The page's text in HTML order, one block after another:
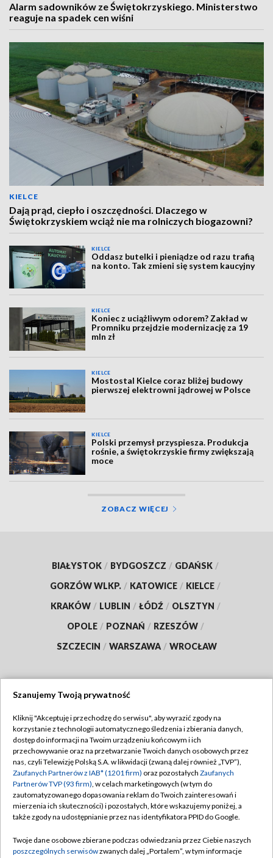
Alarm sadowników ze Świętokrzyskiego. Ministerstwo
reaguje na spadek cen wiśni
KIELCE
Dają prąd, ciepło i oszczędności. Dlaczego w
Świętokrzyskiem wciąż nie ma rolniczych biogazowni?
KIELCE
Oddasz butelki i pieniądze od razu trafią
na konto. Tak zmieni się system kaucyjny
KIELCE
Koniec z uciążliwym odorem? Zakład w
Promniku przejdzie modernizację za 19
mln zł
KIELCE
Mostostal Kielce coraz bliżej budowy
pierwszej elektrowni jądrowej w Polsce
KIELCE
Polski przemysł przyspiesza. Produkcja
rośnie, a świętokrzyskie firmy zwiększają
moce
ZOBACZ WIĘCEJ
BIAŁYSTOK / BYDGOSZCZ / GDAŃSK /
GORZÓW WLKP. / KATOWICE / KIELCE /
KRAKÓW / LUBLIN / ŁÓDŹ / OLSZTYN /
OPOLE / POZNAŃ / RZESZÓW /
SZCZECIN / WARSZAWA / WROCŁAW
TVP
Abonament TVP
Emisja w TVP
Centrum informacji TVP
Naziemna Telewizja Cyfrowa
Rada Programowa
Regulamin TVP
Polityka prywatności
Moje zgody
Pomoc
Kontakt
Szanujemy Twoją prywatność
Kliknij "Akceptuję i przechodzę do serwisu", aby wyrazić zgody na
korzystanie z technologii automatycznego śledzenia i zbierania danych,
dostęp do informacji na Twoim urządzeniu końcowym i ich
przechowywanie oraz na przetwarzanie Twoich danych osobowych przez
nas, czyli Telewizję Polską S.A. w likwidacji (zwaną dalej również „TVP”),
Zaufanych Partnerów z IAB* (1201 firm) oraz pozostałych Zaufanych
Partnerów TVP (93 firm), w celach marketingowych (w tym do
zautomatyzowanego dopasowania reklam do Twoich zainteresowań i
mierzenia ich skuteczności) i pozostałych, które wskazujemy poniżej, a
także zgody na udostępnianie przez nas identyfikatora PPID do Google.
Twoje dane osobowe zbierane podczas odwiedzania przez Ciebie naszych
poszczególnych serwisówzwanych dalej „Portalem”, w tym informacje